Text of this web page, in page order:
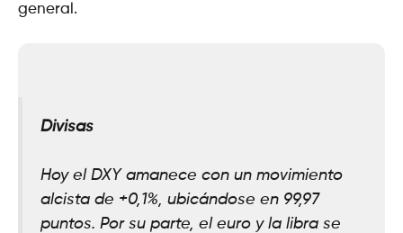
general.
Divisas
Hoy el DXY amanece con un movimiento
alcista de +0,1%, ubicándose en 99,97
puntos. Por su parte, el euro y la libra se